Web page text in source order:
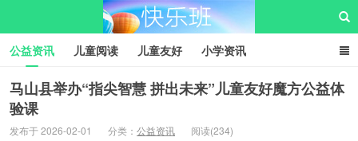
快乐班儿童公益网
公益资讯 儿童阅读 儿童友好 小学资讯
儿童性教育 公益项目 资源中心 儿童发展交流club
儿童树洞心声
马山县举办“指尖智慧 拼出未来”儿童友好魔方公益体
验课
发布于 2026-02-01 分类： 公益资讯 阅读(234)